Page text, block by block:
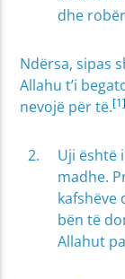
dhe
Ndërsa, sipas
Allahu t’i
nevojë për të.[1]
Uji është
madhe.
kafshëve
bën të
Allahut